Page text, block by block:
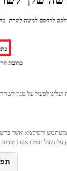
והסיסמא אשר
על ניהול חומת אש כמודגם